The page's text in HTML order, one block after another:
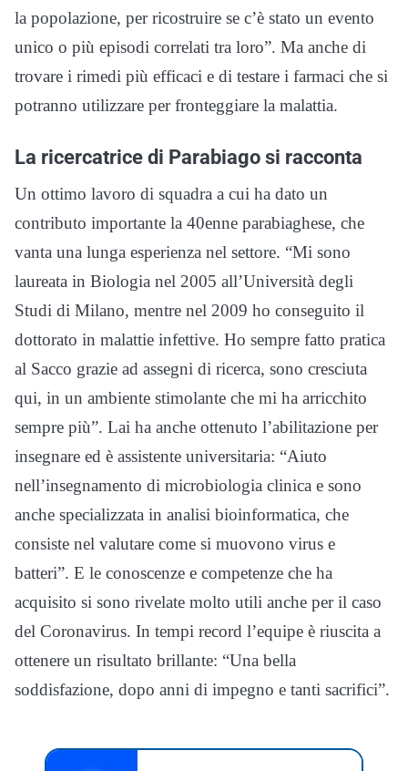
la popolazione, per ricostruire se c’è stato un evento
unico o più episodi correlati tra loro”. Ma anche di
trovare i rimedi più efficaci e di testare i farmaci che si
potranno utilizzare per fronteggiare la malattia.
La ricercatrice di Parabiago si racconta
Un ottimo lavoro di squadra a cui ha dato un
contributo importante la 40enne parabiaghese, che
vanta una lunga esperienza nel settore. “Mi sono
laureata in Biologia nel 2005 all’Università degli
Studi di Milano, mentre nel 2009 ho conseguito il
dottorato in malattie infettive. Ho sempre fatto pratica
al Sacco grazie ad assegni di ricerca, sono cresciuta
qui, in un ambiente stimolante che mi ha arricchito
sempre più”. Lai ha anche ottenuto l’abilitazione per
insegnare ed è assistente universitaria: “Aiuto
nell’insegnamento di microbiologia clinica e sono
anche specializzata in analisi bioinformatica, che
consiste nel valutare come si muovono virus e
batteri”. E le conoscenze e competenze che ha
acquisito si sono rivelate molto utili anche per il caso
del Coronavirus. In tempi record l’equipe è riuscita a
ottenere un risultato brillante: “Una bella
soddisfazione, dopo anni di impegno e tanti sacrifici”.